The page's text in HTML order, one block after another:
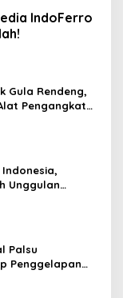
IndoFerro
Gula Rendeng,
Pengangkat
Unggulan
Terbaik Dunia
Palsu
Penggelapan